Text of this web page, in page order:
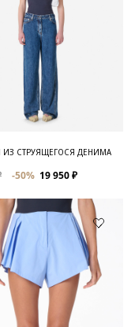
СТРУЯЩЕГОСЯ ДЕНИМА
-50% 19 950 ₽